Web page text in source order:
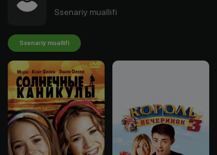
Ssenariy muallifi
Ssenariy muallifi